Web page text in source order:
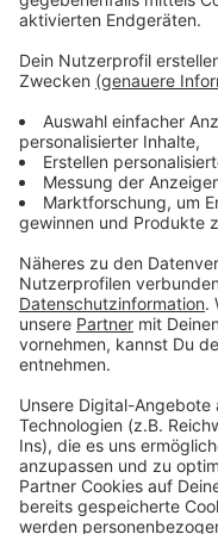
Es soll ja bekanntlich
Aber sind wir mal
aber: Nämlich die
haben wir uns valide
wirklich dummen
fachgerecht
Anzeige
Stellt Niklas
Anzeige
Anzeige